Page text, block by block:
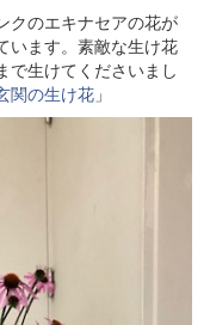
クのエキナセアの花が
います。素敵な生け花
で生けてくださいまし
関の生け花 」